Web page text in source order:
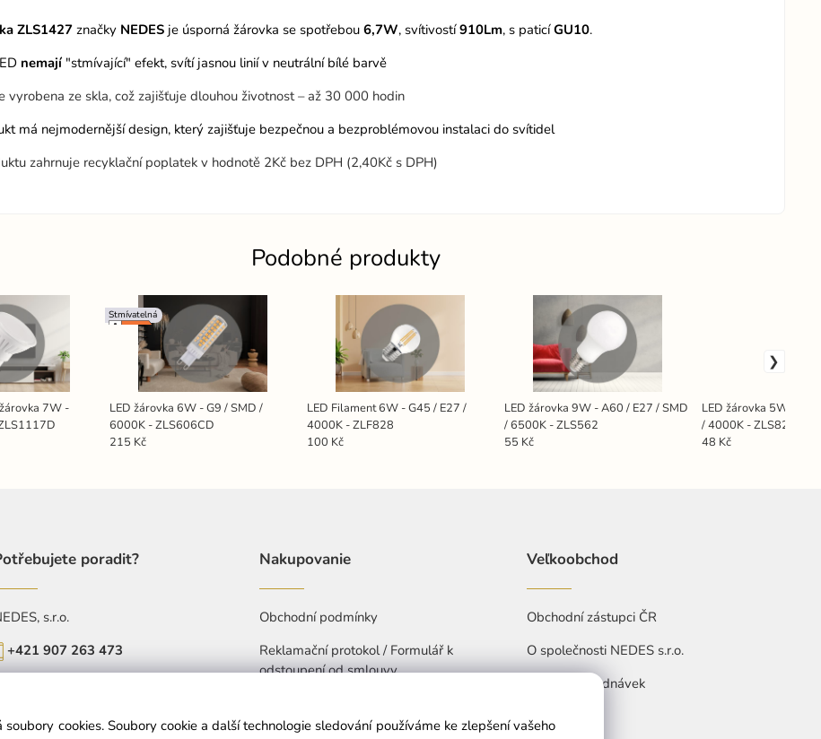
ZLS1427značkyNEDESje úsporná žárovka se spotřebou 6,7W, svítivostí910Lm, s paticíGU10.
nemají"stmívající" efekt, svítí jasnou linií v neutrální bílé barvě
vyrobena ze skla, což zajišťuje dlouhou životnost – až 30 000 hodin
má nejmodernější design, který zajišťuje bezpečnou a bezproblémovou instalaci do svítidel
zahrnuje recyklační poplatek v hodnotě 2Kč bez DPH (2,40Kč s DPH)
Podobné produkty
7W -
LED žárovka 6W - G9 / SMD /
6000K - ZLS606CD
Stmívatelná
215 Kč
LED Filament 6W - G45 / E27 /
4000K - ZLF828
100 Kč
LED žárovka 9W - A60 / E27 / SMD
/ 6500K - ZLS562
55 Kč
LED žárovka 5W -
/ 4000K - ZLS827
48 Kč
poradit?
s.r.o.
+421 907 263 473
objednavkacz@nedes.sk
Nakupovanie
Obchodní podmínky
Reklamační protokol / Formulář k
odstoupení od smlouvy
Veľkoobchod
Obchodní zástupci ČR
O společnosti NEDES s.r.o.
Přehled objednávek
soubory cookies. Soubory cookie a další technologie sledování používáme ke zlepšení vašeho